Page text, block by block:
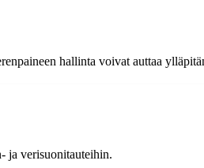
hallinta voivat auttaa
ja verisuonitauteihin.